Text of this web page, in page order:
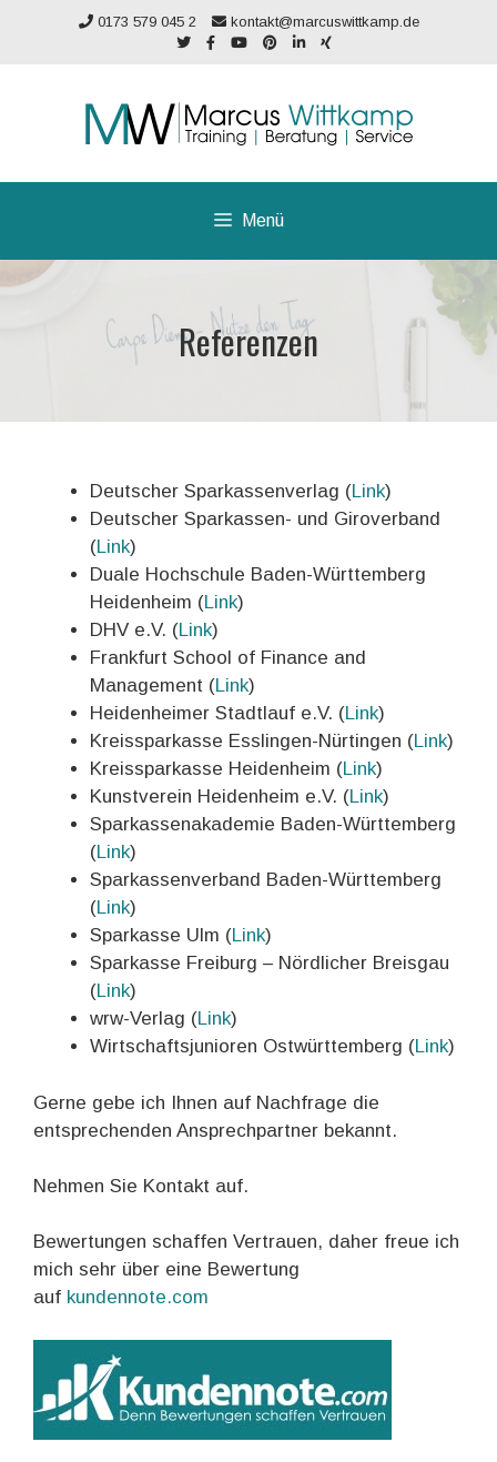
0173 579 045 2 kontakt@marcuswittkamp.de
Menü
Referenzen
Deutscher Sparkassenverlag (Link)
Deutscher Sparkassen- und Giroverband
(Link)
Duale Hochschule Baden-Württemberg
Heidenheim (Link)
DHV e.V. (Link)
Frankfurt School of Finance and
Management (Link)
Heidenheimer Stadtlauf e.V. (Link)
Kreissparkasse Esslingen-Nürtingen (Link)
Kreissparkasse Heidenheim (Link)
Kunstverein Heidenheim e.V. (Link)
Sparkassenakademie Baden-Württemberg
(Link)
Sparkassenverband Baden-Württemberg
(Link)
Sparkasse Ulm (Link)
Sparkasse Freiburg – Nördlicher Breisgau
(Link)
wrw-Verlag (Link)
Wirtschaftsjunioren Ostwürttemberg (Link)
Gerne gebe ich Ihnen auf Nachfrage die
entsprechenden Ansprechpartner bekannt.
Nehmen Sie Kontakt auf.
Bewertungen schaffen Vertrauen, daher freue ich
mich sehr über eine Bewertung
auf kundennote.com